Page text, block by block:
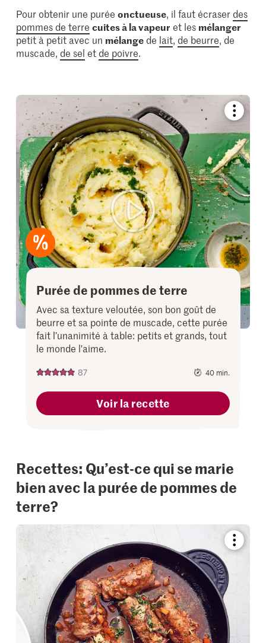
Pour obtenir une puréeonctueuse, il faut écraser des
pommes de terre cuites à la vapeuret les mélanger
petit à petit avec un mélange de lait, de beurre, de
muscade, de sel et de poivre.
recipe
or
add
it
to
your
Purée de pommes de terre
Avec sa texture veloutée, son bon goût de
beurre et sa pointe de muscade, cette purée
fait l’unanimité à table: petits et grands, tout
le monde l'aime.
87 40 min.
Voir la recette
Recettes: Qu’est-ce qui se marie
bien avec la purée de pommes de
terre?
recipe